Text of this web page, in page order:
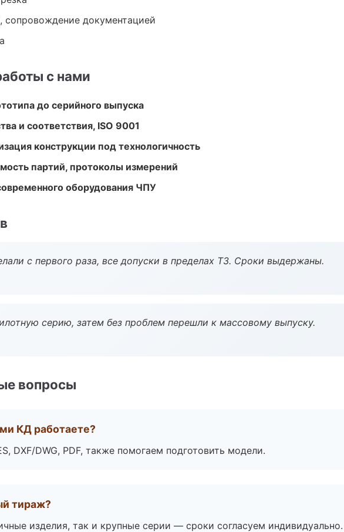
сопровождение документацией
с нами
до серийного выпуска
и соответствия, ISO 9001
конструкции под технологичность
партий, протоколы измерений
оборудования ЧПУ
с первого раза, все допуски в пределах ТЗ. Сроки выдержаны.
серию, затем без проблем перешли к массовому выпуску.
вопросы
КД работаете?
DXF/DWG, PDF, также помогаем подготовить модели.
тираж?
изделия, так и крупные серии — сроки согласуем индивидуально.